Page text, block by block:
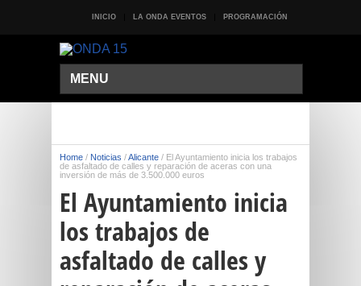
INICIO LA ONDA EVENTOS PROGRAMACIÓN
MENU
Home / Noticias /Alicante / El Ayuntamiento inicia los trabajos
de asfaltado de calles y reparación de aceras con una
inversión de más de 3.500.000 euros
El Ayuntamiento inicia
los trabajos de
asfaltado de calles y